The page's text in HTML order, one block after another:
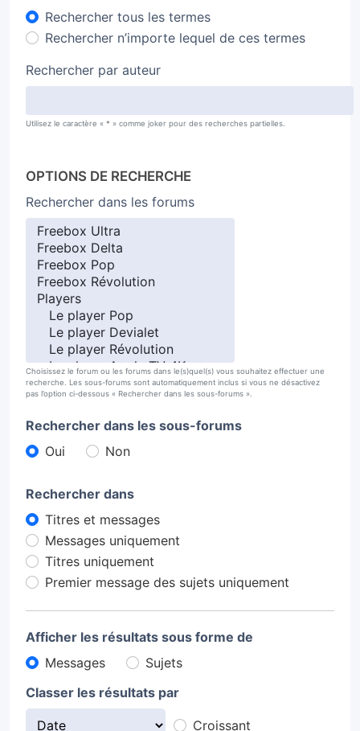
Rechercher tous les termes
Rechercher n’importe lequel de ces termes
Rechercher par auteur
Utilisez le caractère « * » comme joker pour des recherches partielles.
OPTIONS DE RECHERCHE
Rechercher dans les forums
Choisissez le forum ou les forums dans le(s)quel(s) vous souhaitez effectuer une
recherche. Les sous-forums sont automatiquement inclus si vous ne désactivez
pas l’option ci-dessous « Rechercher dans les sous-forums ».
Rechercher dans les sous-forums
Oui
Non
Rechercher dans
Titres et messages
Messages uniquement
Titres uniquement
Premier message des sujets uniquement
Afficher les résultats sous forme de
Messages
Sujets
Classer les résultats par
Croissant